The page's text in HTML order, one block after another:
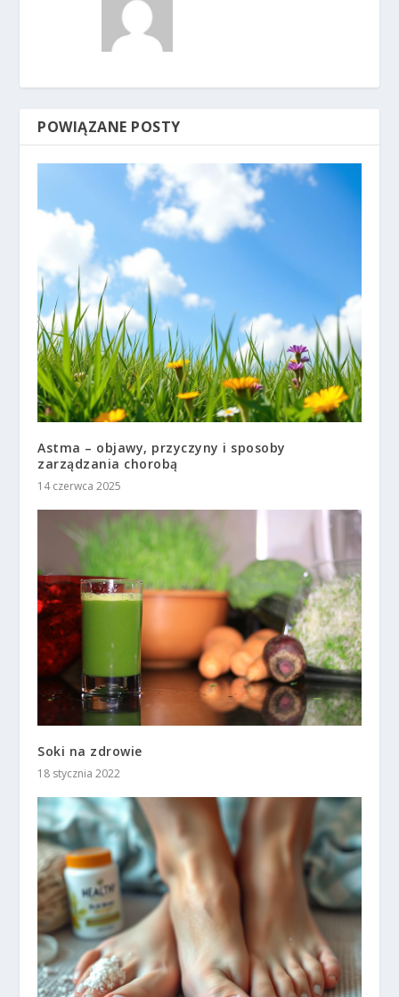
POWIĄZANE POSTY
Astma – objawy, przyczyny i sposoby
zarządzania chorobą
14 czerwca 2025
Soki na zdrowie
18 stycznia 2022